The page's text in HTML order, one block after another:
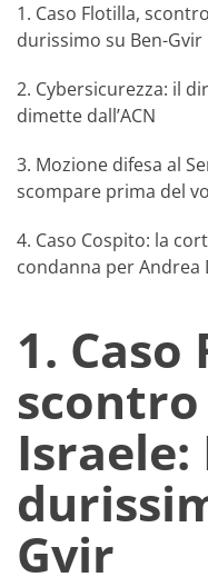
1. Caso Flotilla,
durissimo su Ben-Gvir
2. Cybersicurezza: il
dimette dall’ACN
3. Mozione difesa al
scompare prima del
4. Caso Cospito: la
condanna per Andrea
1.
Gvir